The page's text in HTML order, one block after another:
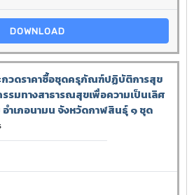
DOWNLOAD
กวดราคาซื้อชุดครุภัณฑ์ปฏิบัติการสุข
รมทางสาธารณสุขเพื่อความเป็นเลิศ
ำเภอนามน จังหวัดกาฬสินธุ์ ๑ ชุด